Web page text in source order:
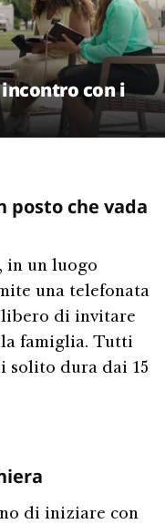
incontro con i
posto che vada
in un luogo
una telefonata
libero di invitare
famiglia. Tutti
solito dura dai 15
di iniziare con